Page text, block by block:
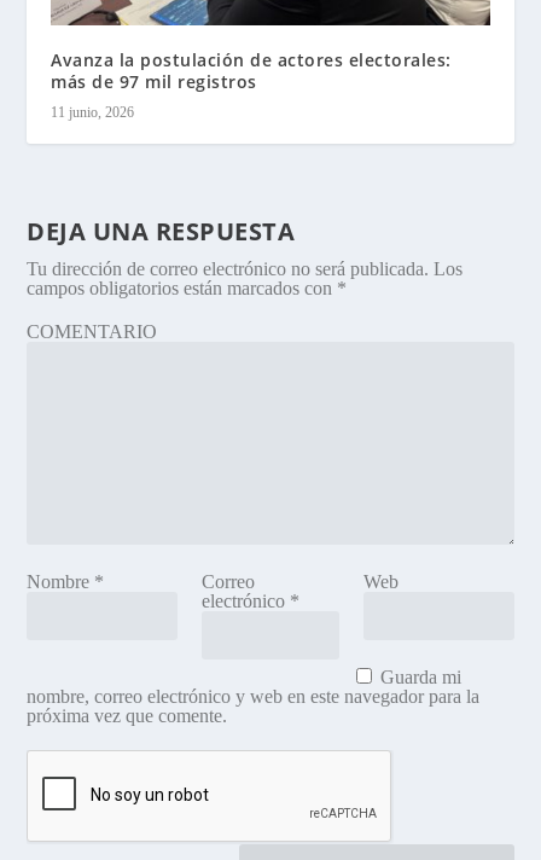
Avanza la postulación de actores electorales:
más de 97 mil registros
11 junio, 2026
DEJA UNA RESPUESTA
Tu dirección de correo electrónico no será publicada. Los
campos obligatorios están marcados con *
COMENTARIO
Nombre *
Correo
electrónico *
Web
Guarda mi
nombre, correo electrónico y web en este navegador para la
próxima vez que comente.